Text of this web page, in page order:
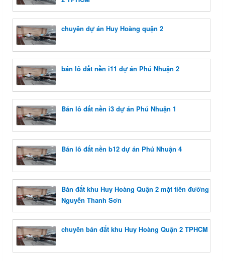
chuyên dự án Huy Hoàng quận 2
bán lô đất nền i11 dự án Phú Nhuận 2
Bán lô đất nền i3 dự án Phú Nhuận 1
Bán lô đất nền b12 dự án Phú Nhuận 4
Bán đất khu Huy Hoàng Quận 2 mặt tiền đường
Nguyễn Thanh Sơn
chuyên bán đất khu Huy Hoàng Quận 2 TPHCM